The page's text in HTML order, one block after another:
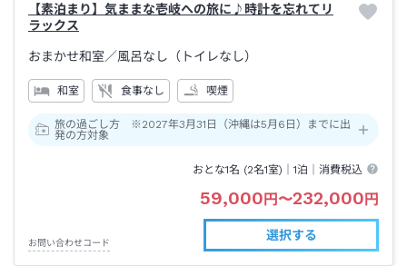
【素泊まり】気ままな壱岐への旅に♪時計を忘れてリ
ラックス
おまかせ和室／風呂なし（トイレなし）
和室 食事なし 喫煙
旅の過ごし方 ※2027年3月31日（沖縄は5月6日）までに出
発の方対象
おとな1名 (2名1室)｜1泊 ｜消費税込
59,000円〜232,000円
お問い合わせコード
選択する